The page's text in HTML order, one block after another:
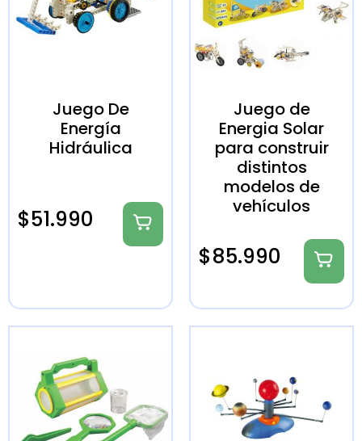
Juego De
Energía
Hidráulica
$51.990
Juego de
Energia Solar
para construir
distintos
modelos de
vehículos
$85.990